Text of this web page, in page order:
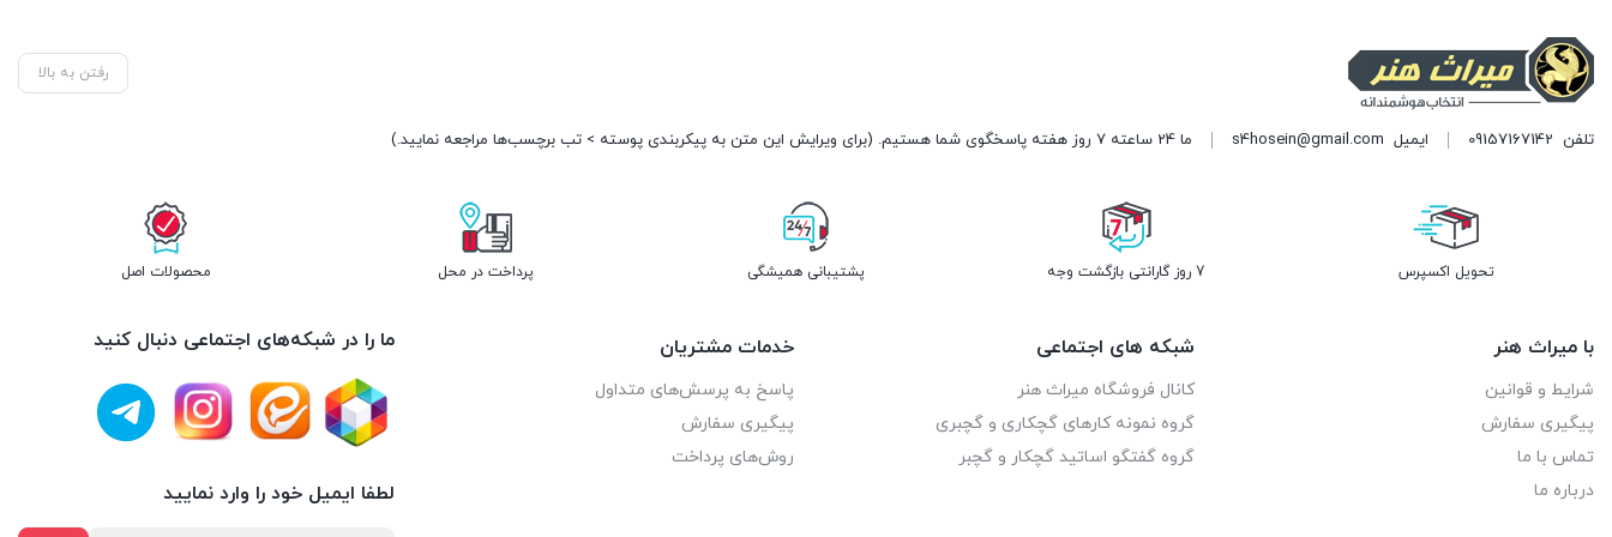
رفتن به بالا
تلفن 09157167142 ایمیل s4hosein@gmail.com ما 24 ساعته 7 روز هفته پاسخگوی شما هستیم. (برای ویرایش این متن به پیکربندی پوسته > تب برچسب‌ها مراجعه نمایید.)
تحویل اکسپرس 7 روز گارانتی بازگشت وجه پشتیبانی همیشگی پرداخت در محل محصولات اصل
با میراث هنر
شرایط و قوانین
پیگیری سفارش
تماس با ما
درباره ما
شبکه های اجتماعی
کانال فروشگاه میراث هنر
گروه نمونه کارهای گچکاری و گچبری
گروه گفتگو اساتید گچکار و گچبر
خدمات مشتریان
پاسخ به پرسش‌های متداول
پیگیری سفارش
روش‌های پرداخت
ما را در شبکه‌های اجتماعی دنبال کنید
لطفا ایمیل خود را وارد نمایید